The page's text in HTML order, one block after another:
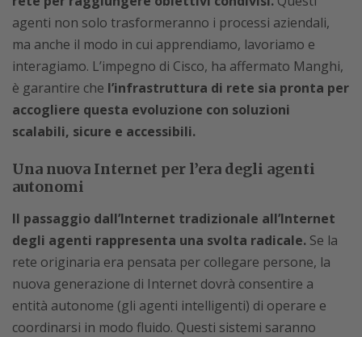
agenti non solo trasformeranno i processi aziendali,
ma anche il modo in cui apprendiamo, lavoriamo e
interagiamo. L’impegno di Cisco, ha affermato Manghi,
è garantire che l’infrastruttura di rete sia pronta per
accogliere questa evoluzione con soluzioni
scalabili, sicure e accessibili.
Una nuova Internet per l’era degli agenti
autonomi
Il passaggio dall’Internet tradizionale all’Internet
degli agenti rappresenta una svolta radicale. Se la
rete originaria era pensata per collegare persone, la
nuova generazione di Internet dovrà consentire a
entità autonome (gli agenti intelligenti) di operare e
coordinarsi in modo fluido. Questi sistemi saranno